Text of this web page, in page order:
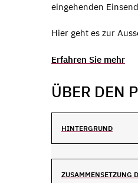
eingehenden
Hier geht es zur
Erfahren Sie mehr
ÜBER DEN
HINTERGRUND
ZUSAMMENSETZUNG